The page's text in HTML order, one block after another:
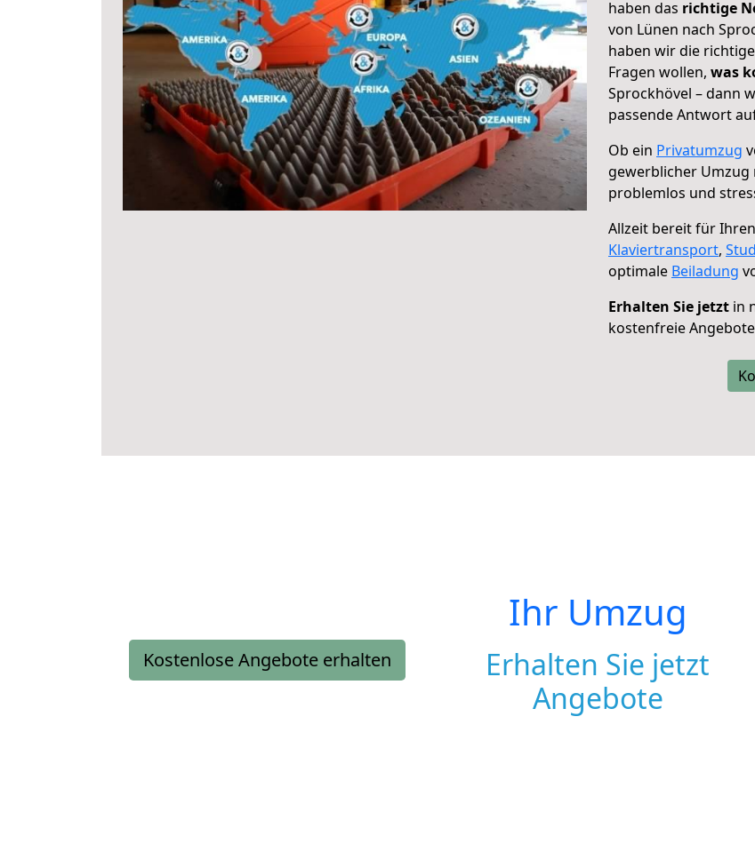
haben das richtige
von Lünen nach
haben wir die
Fragen wollen, was
Sprockhövel – dann
passende Antwort
Ob ein Privatumzug
gewerblicher Umzug
problemlos und
Allzeit bereit für Ihren
Klaviertransport,
optimale Beiladung
Erhalten Sie jetzt in
kostenfreie
Kostenlose Angebote erhalten
Ihr Umzug
Erhalten Sie jetzt
Angebote